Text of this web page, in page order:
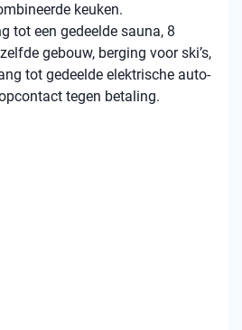
keuken.
tot een gedeelde sauna, 8
gebouw, berging voor ski’s,
tot gedeelde elektrische auto-
tegen betaling.